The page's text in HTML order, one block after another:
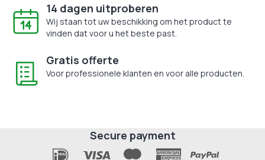
14 dagen uitproberen
Wij staan tot uw beschikking om het product te
vinden dat voor u het beste past.
Gratis offerte
Voor professionele klanten en voor alle producten.
Secure payment